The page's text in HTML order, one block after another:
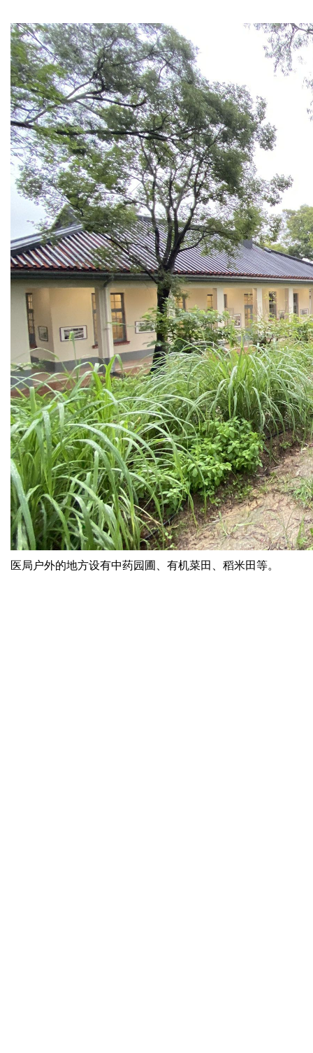
医局户外的地方设有中药园圃、有机菜田、稻米田等。